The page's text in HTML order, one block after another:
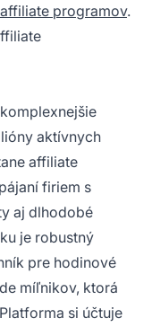
affiliate programov.
aktívnych
affiliate
firiem s
aj dlhodobé
je robustný
pre hodinové
míľnikov, ktorá
si účtuje